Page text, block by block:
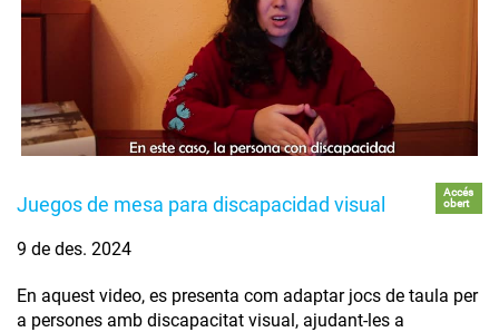
Juegos de mesa para discapacidad visual
Accés
obert
9 de des. 2024
En aquest video, es presenta com adaptar jocs de taula per
a persones amb discapacitat visual, ajudant-les a